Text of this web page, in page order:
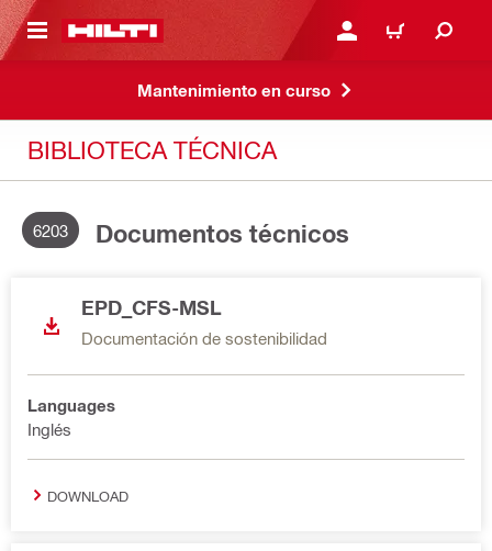
PRINCIPAL INICIE SESIÓN O
CARRITO
Mantenimiento en curso
BIBLIOTECA TÉCNICA
6203 Documentos técnicos
EPD_CFS-MSL
Documentación de sostenibilidad
Languages
Inglés
DOWNLOAD